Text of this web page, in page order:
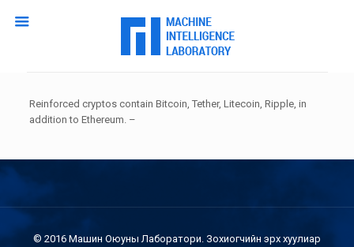
Reinforced cryptos contain Bitcoin, Tether, Litecoin, Ripple, in
addition to Ethereum. –
© 2016 Машин Оюуны Лаборатори. Зохиогчийн эрх хуулиар